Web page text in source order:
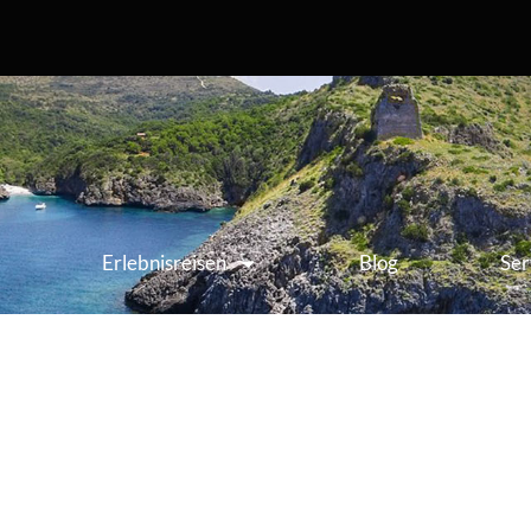
Erlebnisreisen Blog